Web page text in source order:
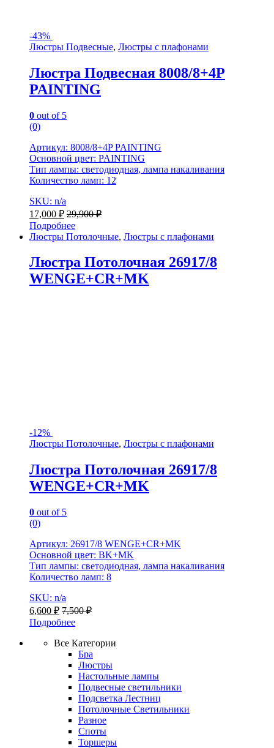
-43%
Люстры Подвесные, Люстры с плафонами
Люстра Подвесная 8008/8+4P
PAINTING
0 out of 5
(0)
Артикул: 8008/8+4P PAINTING
Основной цвет: PAINTING
Тип лампы: светодиодная, лампа накаливания
Количество ламп: 12
SKU: n/a
17,000 ₽ 29,900₽
Подробнее
Люстры Потолочные, Люстры с плафонами
Люстра Потолочная 26917/8
WENGE+CR+MK
-12%
Люстры Потолочные, Люстры с плафонами
Люстра Потолочная 26917/8
WENGE+CR+MK
0 out of 5
(0)
Артикул: 26917/8 WENGE+CR+MK
Основной цвет: BK+MK
Тип лампы: светодиодная, лампа накаливания
Количество ламп: 8
SKU: n/a
6,600 ₽ 7,500₽
Подробнее
Все Категории
Бра
Люстры
Настольные лампы
Подвесные светильники
Подсветка Лестниц
Потолочные Светильники
Разное
Споты
Торшеры